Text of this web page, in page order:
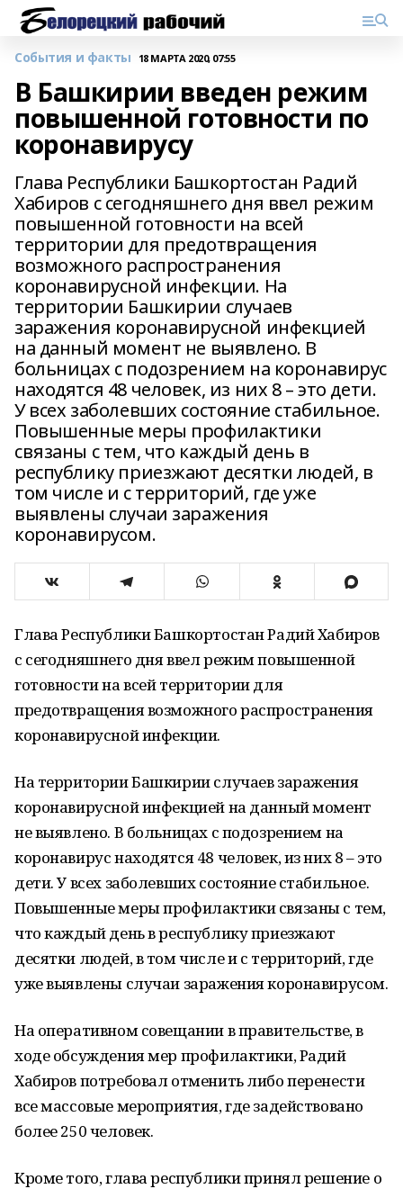
События и факты 18 МАРТА 2020, 07:55
В Башкирии введен режим
повышенной готовности по
коронавирусу
Глава Республики Башкортостан Радий
Хабиров с сегодняшнего дня ввел режим
повышенной готовности на всей
территории для предотвращения
возможного распространения
коронавирусной инфекции. На
территории Башкирии случаев
заражения коронавирусной инфекцией
на данный момент не выявлено. В
больницах с подозрением на коронавирус
находятся 48 человек, из них 8 – это дети.
У всех заболевших состояние стабильное.
Повышенные меры профилактики
связаны с тем, что каждый день в
республику приезжают десятки людей, в
том числе и с территорий, где уже
выявлены случаи заражения
коронавирусом.
Глава Республики Башкортостан Радий Хабиров
с сегодняшнего дня ввел режим повышенной
готовности на всей территории для
предотвращения возможного распространения
коронавирусной инфекции.
На территории Башкирии случаев заражения
коронавирусной инфекцией на данный момент
не выявлено. В больницах с подозрением на
коронавирус находятся 48 человек, из них 8 – это
дети. У всех заболевших состояние стабильное.
Повышенные меры профилактики связаны с тем,
что каждый день в республику приезжают
десятки людей, в том числе и с территорий, где
уже выявлены случаи заражения коронавирусом.
На оперативном совещании в правительстве, в
ходе обсуждения мер профилактики, Радий
Хабиров потребовал отменить либо перенести
все массовые мероприятия, где задействовано
более 250 человек.
Кроме того, глава республики принял решение о